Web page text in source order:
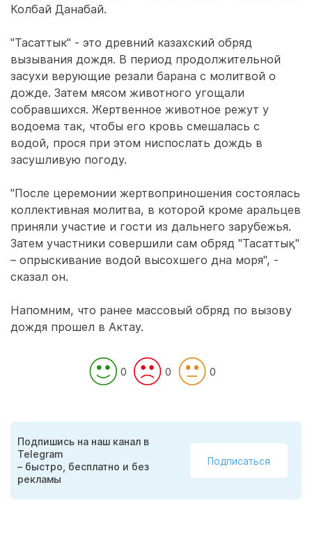
Колбай Данабай.
"Тасаттык" - это древний казахский обряд
вызывания дождя. В период продолжительной
засухи верующие резали барана с молитвой о
дожде. Затем мясом животного угощали
собравшихся. Жертвенное животное режут у
водоема так, чтобы его кровь смешалась с
водой, прося при этом ниспослать дождь в
засушливую погоду.
"После церемонии жертвоприношения состоялась
коллективная молитва, в которой кроме аральцев
приняли участие и гости из дальнего зарубежья.
Затем участники совершили сам обряд "Тасаттық"
– опрыскивание водой высохшего дна моря", -
сказал он.
Напомним, что ранее массовый обряд по вызову
дождя прошел в Актау.
0 0 0
Подпишись на наш канал в
Telegram
– быстро, бесплатно и без
рекламы
Подписаться